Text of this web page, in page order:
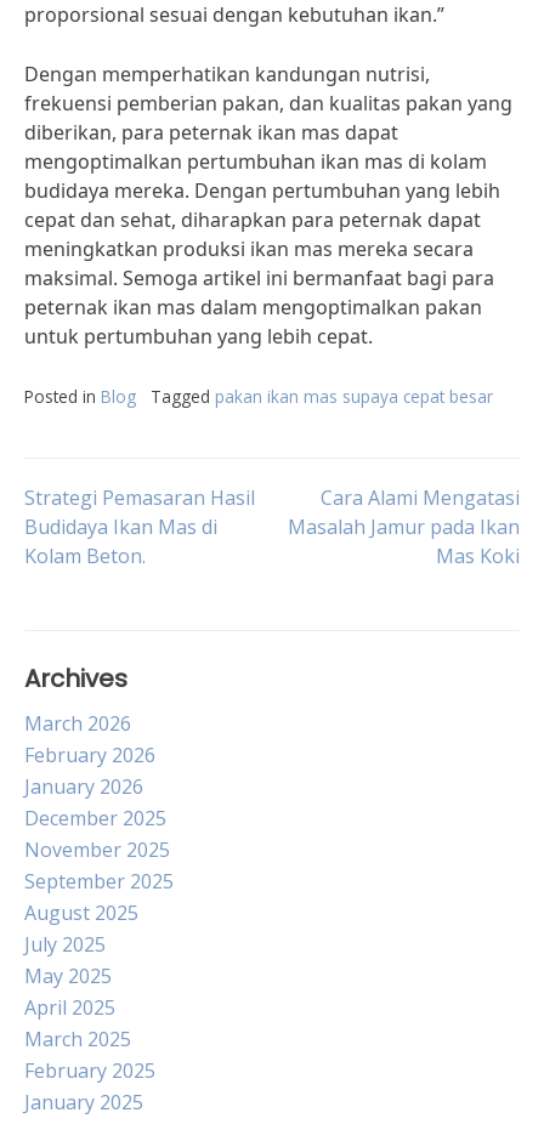
proporsional sesuai dengan kebutuhan ikan.”
Dengan memperhatikan kandungan nutrisi,
frekuensi pemberian pakan, dan kualitas pakan yang
diberikan, para peternak ikan mas dapat
mengoptimalkan pertumbuhan ikan mas di kolam
budidaya mereka. Dengan pertumbuhan yang lebih
cepat dan sehat, diharapkan para peternak dapat
meningkatkan produksi ikan mas mereka secara
maksimal. Semoga artikel ini bermanfaat bagi para
peternak ikan mas dalam mengoptimalkan pakan
untuk pertumbuhan yang lebih cepat.
Posted in Blog Tagged pakan ikan mas supaya cepat besar
Post
navigation
Strategi Pemasaran Hasil
Budidaya Ikan Mas di
Kolam Beton.
Cara Alami Mengatasi
Masalah Jamur pada Ikan
Mas Koki
Archives
March 2026
February 2026
January 2026
December 2025
November 2025
September 2025
August 2025
July 2025
May 2025
April 2025
March 2025
February 2025
January 2025